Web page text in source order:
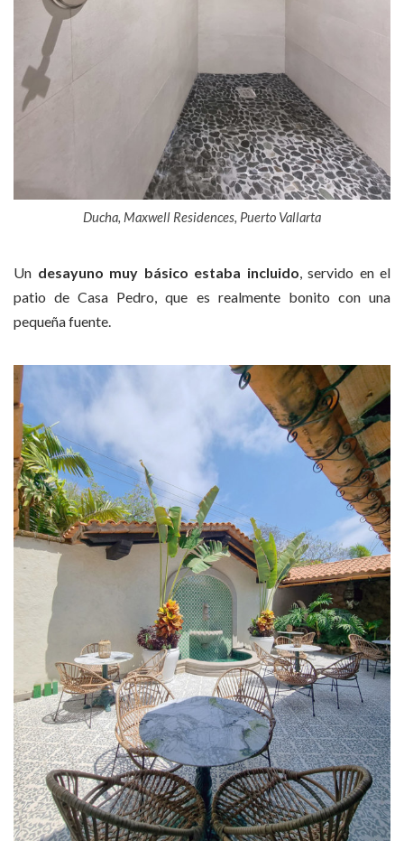
Ducha, Maxwell Residences, Puerto Vallarta
Un desayuno muy básico estaba incluido, servido en el
patio de Casa Pedro, que es realmente bonito con una
pequeña fuente.